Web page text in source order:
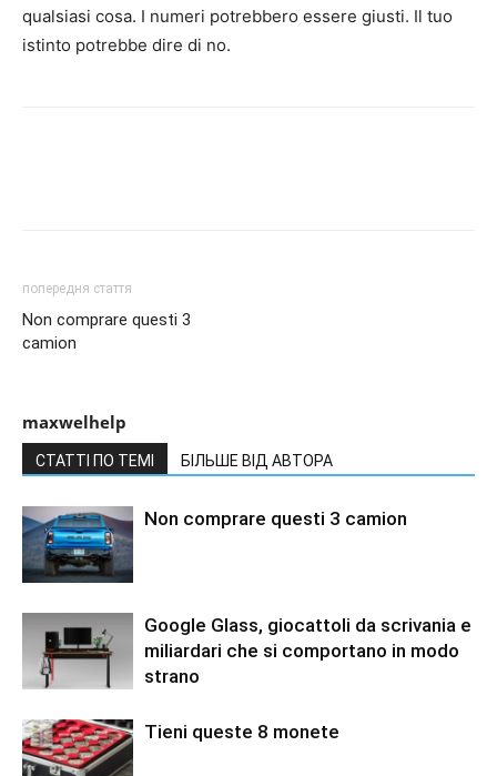
qualsiasi cosa. I numeri potrebbero essere giusti. Il tuo
istinto potrebbe dire di no.
попередня стаття
Non comprare questi 3
camion
maxwelhelp
СТАТТІ ПО ТЕМІ БІЛЬШЕ ВІД АВТОРА
Non comprare questi 3 camion
Google Glass, giocattoli da scrivania e
miliardari che si comportano in modo
strano
Tieni queste 8 monete